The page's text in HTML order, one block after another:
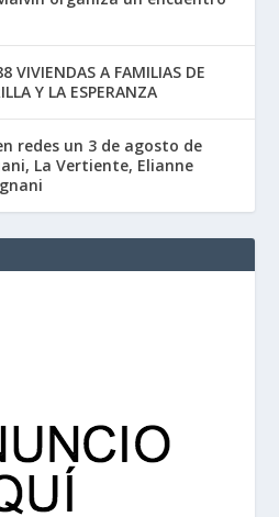
VIVIENDAS A FAMILIAS DE
Y LA ESPERANZA
redes un 3 de agosto de
La Vertiente, Elianne